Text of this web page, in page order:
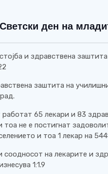
ден на
и здравствена
заштита на
работат 65 лекари и 83
тоа не е постигнат
и тоа 1 лекар на
соодносот на лекарите и
1:1.9